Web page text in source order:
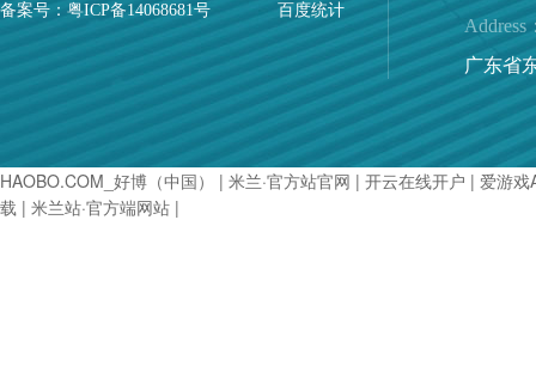
备案号： 粤ICP备14068681号 百度统计
Address
广东省
HAOBO.COM_好博（中国） | 米兰·官方站官网 | 开云在线开户 | 爱游戏
载 | 米兰站·官方端网站 |